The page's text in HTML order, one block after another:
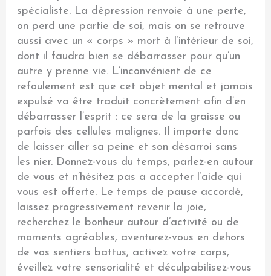
spécialiste. La dépression renvoie à une perte,
on perd une partie de soi, mais on se retrouve
aussi avec un « corps » mort à l’intérieur de soi,
dont il faudra bien se débarrasser pour qu’un
autre y prenne vie. L’inconvénient de ce
refoulement est que cet objet mental et jamais
expulsé va être traduit concrètement afin d’en
débarrasser l’esprit : ce sera de la graisse ou
parfois des cellules malignes. Il importe donc
de laisser aller sa peine et son désarroi sans
les nier. Donnez-vous du temps, parlez-en autour
de vous et n’hésitez pas a accepter l’aide qui
vous est offerte. Le temps de pause accordé,
laissez progressivement revenir la joie,
recherchez le bonheur autour d’activité ou de
moments agréables, aventurez-vous en dehors
de vos sentiers battus, activez votre corps,
éveillez votre sensorialité et déculpabilisez-vous